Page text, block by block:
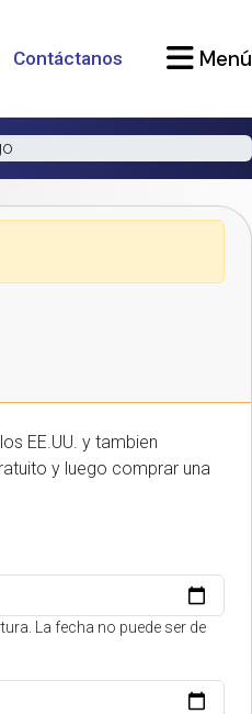
Contáctanos Menú
La fecha no puede ser de